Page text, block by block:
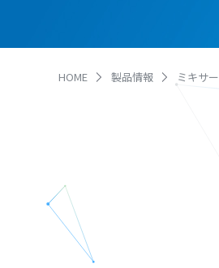
HOME 製品情報 ミキサー